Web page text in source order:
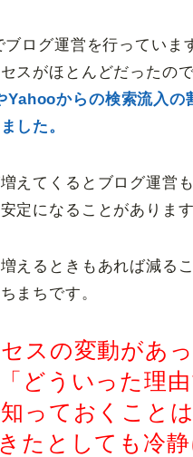
ログ運営を行っていま
スがほとんどだったので
からの検索流入の
した。
えてくるとブログ運営
定になることがあります
えるときもあれば減る
まちです。
スの変動があ
どういった理
っておくこと
たとしても冷